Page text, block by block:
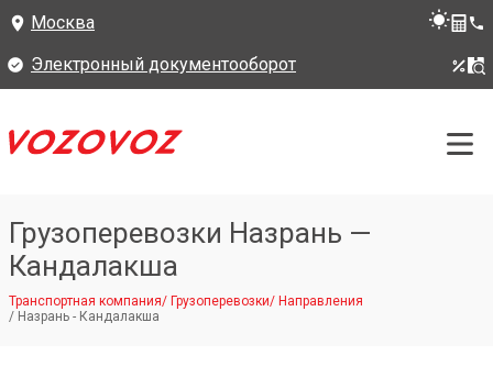
Москва
Электронный документооборот
Грузоперевозки Назрань —
Кандалакша
Транспортная компания/ Грузоперевозки/ Направления
/ Назрань - Кандалакша